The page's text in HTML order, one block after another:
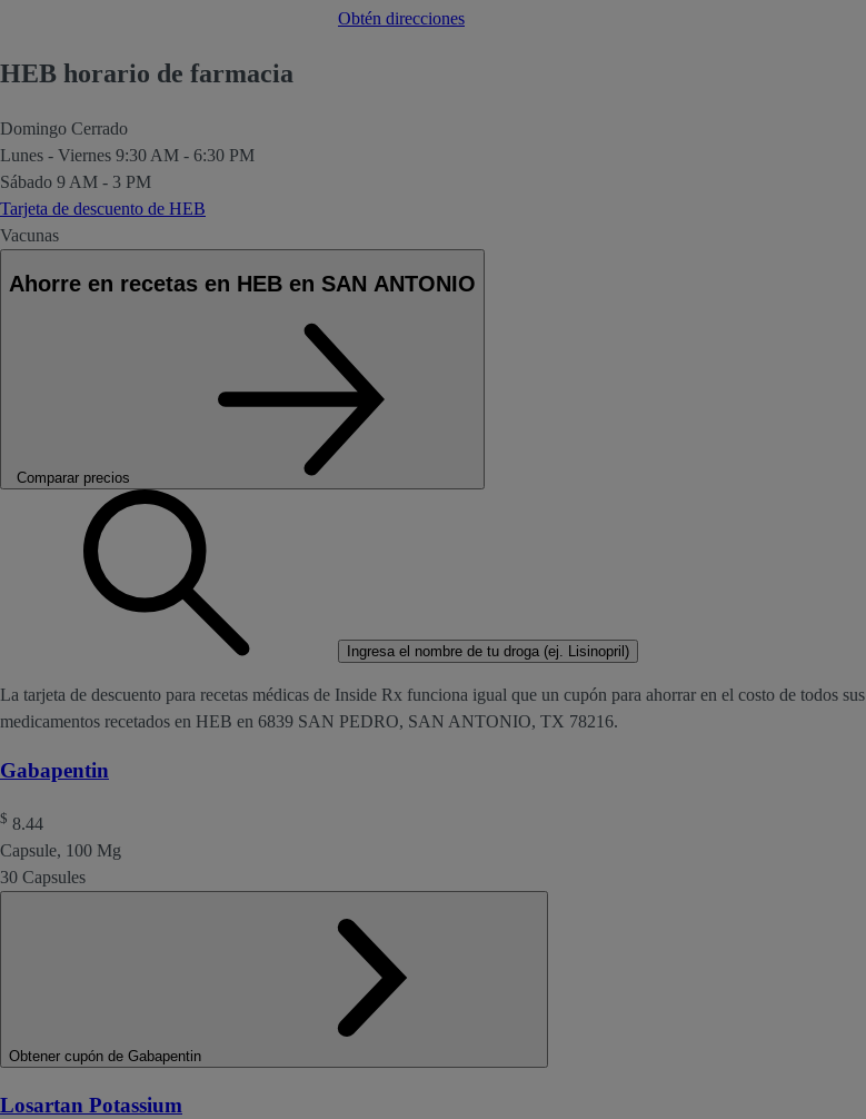
Obtén direcciones
HEB horario de farmacia
Domingo Cerrado
Lunes - Viernes 9:30 AM - 6:30 PM
Sábado 9 AM - 3 PM
Tarjeta de descuento de HEB
Vacunas
Ahorre en recetas en HEB en SAN ANTONIO
Comparar precios
Ingresa el nombre de tu droga (ej. Lisinopril)
La tarjeta de descuento para recetas médicas de Inside Rx funciona igual que un cupón para ahorrar en el costo de todos sus
medicamentos recetados en HEB en 6839 SAN PEDRO, SAN ANTONIO, TX 78216.
Gabapentin
$ 8.44
Capsule, 100 Mg
30 Capsules
Obtener cupón de Gabapentin
Losartan Potassium